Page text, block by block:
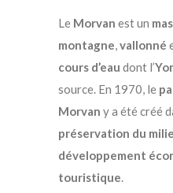
Le Morvan est un
montagne,vallonné
cours d’eau dont l’
source. En 1970, le
Morvan y a été créé
préservation du
développement
touristique.